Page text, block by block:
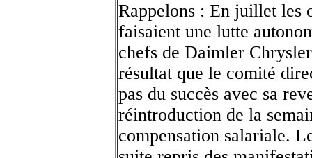
Rappelons : En juillet les
faisaient une lutte
chefs de Daimler
résultat que le comité
pas du succès avec sa
réintroduction de la
compensation salariale.